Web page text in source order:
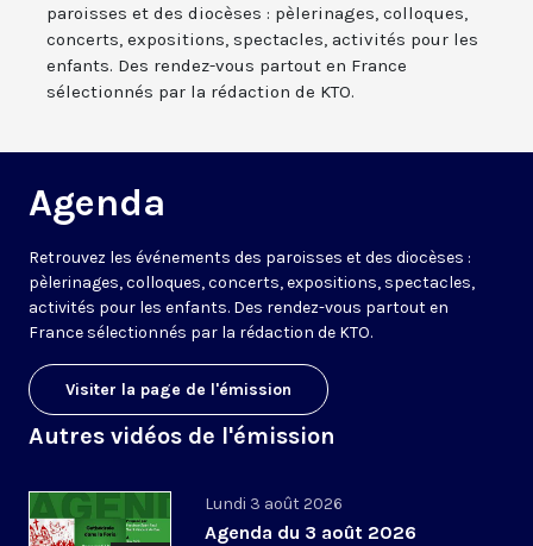
paroisses et des diocèses : pèlerinages, colloques,
concerts, expositions, spectacles, activités pour les
enfants. Des rendez-vous partout en France
sélectionnés par la rédaction de KTO.
Agenda
Retrouvez les événements des paroisses et des diocèses :
pèlerinages, colloques, concerts, expositions, spectacles,
activités pour les enfants. Des rendez-vous partout en
France sélectionnés par la rédaction de KTO.
Visiter la page de l'émission
Autres vidéos de l'émission
Lundi 3 août 2026
Agenda du 3 août 2026